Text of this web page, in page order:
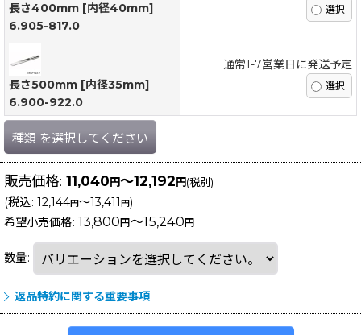
長さ400mm [内径40mm]
6.905-817.0
長さ500mm [内径35mm]
6.900-922.0
通常1-7営業日に発送予定
種類 を選択してください
販売価格: 11,040円～12,192円(税別)
(税込: 12,144円～13,411 円)
希望小売価格: 13,800 円 ～15,240 円
数量:
返品特約に関する重要事項